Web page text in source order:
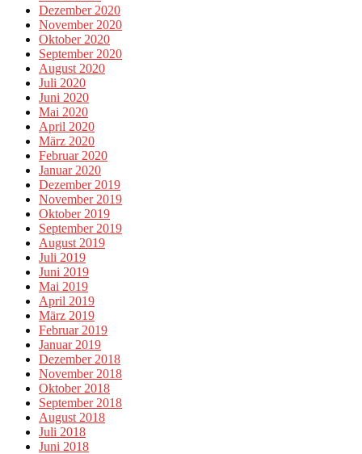
Dezember 2020
November 2020
Oktober 2020
September 2020
August 2020
Juli 2020
Juni 2020
Mai 2020
April 2020
März 2020
Februar 2020
Januar 2020
Dezember 2019
November 2019
Oktober 2019
September 2019
August 2019
Juli 2019
Juni 2019
Mai 2019
April 2019
März 2019
Februar 2019
Januar 2019
Dezember 2018
November 2018
Oktober 2018
September 2018
August 2018
Juli 2018
Juni 2018